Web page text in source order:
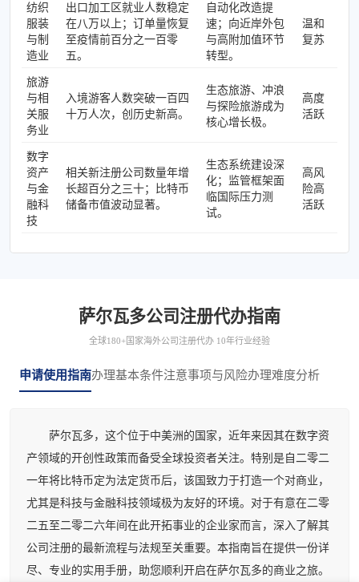
纺织
服装
与制
造业
出口加工区就业人数稳定
在八万以上；订单量恢复
至疫情前百分之一百零
五。
自动化改造提
速；向近岸外包
与高附加值环节
转型。
温和
复苏
旅游
与相
关服
务业
入境游客人数突破一百四
十万人次，创历史新高。
生态旅游、冲浪
与探险旅游成为
核心增长极。
高度
活跃
数字
资产
与金
融科
技
相关新注册公司数量年增
长超百分之三十；比特币
储备市值波动显著。
生态系统建设深
化；监管框架面
临国际压力测
试。
高风
险高
活跃
萨尔瓦多公司注册代办指南
全球180+国家海外公司注册代办 10年行业经验
申请使用指南办理基本条件注意事项与风险办理难度分析
萨尔瓦多，这个位于中美洲的国家，近年来因其在数字资
产领域的开创性政策而备受全球投资者关注。特别是自二零二
一年将比特币定为法定货币后，该国致力于打造一个对商业，
尤其是科技与金融科技领域极为友好的环境。对于有意在二零
二五至二零二六年间在此开拓事业的企业家而言，深入了解其
公司注册的最新流程与法规至关重要。本指南旨在提供一份详
尽、专业的实用手册，助您顺利开启在萨尔瓦多的商业之旅。